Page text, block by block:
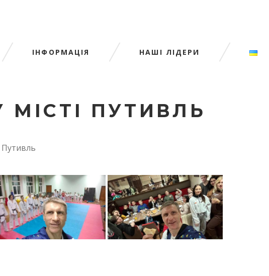
ІНФОРМАЦІЯ НАШІ ЛІДЕРИ
МІСТІ ПУТИВЛЬ
Путивль